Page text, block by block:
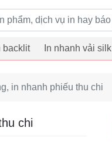
kiếm
backlit In nhanh vải silk
in nhanh phiếu thu chi
chi